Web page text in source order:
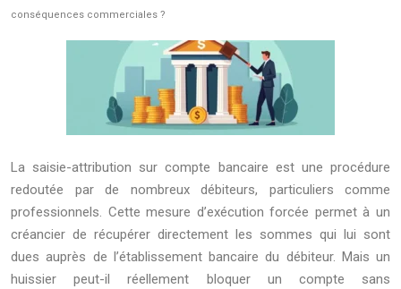
conséquences commerciales ?
La saisie-attribution sur compte bancaire est une procédure
redoutée par de nombreux débiteurs, particuliers comme
professionnels. Cette mesure d’exécution forcée permet à un
créancier de récupérer directement les sommes qui lui sont
dues auprès de l’établissement bancaire du débiteur. Mais un
huissier peut-il réellement bloquer un compte sans